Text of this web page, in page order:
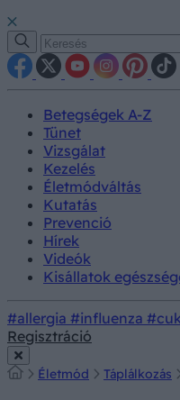
Betegségek A-Z
Tünet
Vizsgálat
Kezelés
Életmódváltás
Kutatás
Prevenció
Hírek
Videók
Kisállatok
#allergia #influenza
Regisztráció
Életmód Táplálkozás